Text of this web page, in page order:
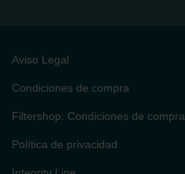
Aviso Legal
Condiciones de compra
Filtershop: Condiciones de compra
Política de privacidad